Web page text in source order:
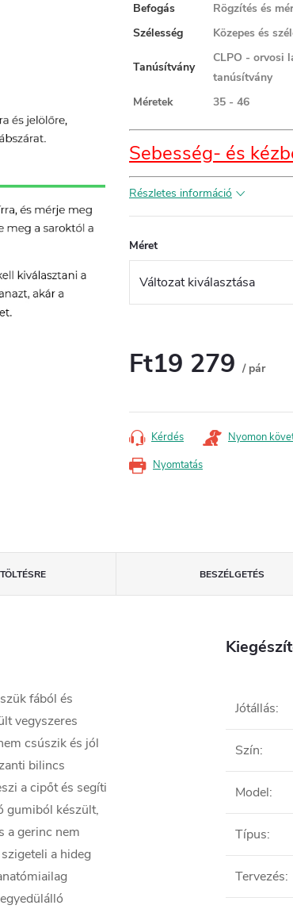
Befogás
Rögzítés és
Szélesség
Közepes és
Tanúsítvány
CLPO - orvosi
tanúsítvány
Méretek
35 - 46
Sebesség- és
Részletes információ
Méret
Ft19 279 / pár
Nyomtatás
Kérdés Nyomon
BESZÉLGETÉS
fából és
vegyszeres
csúszik és jól
bilincs
a cipőt és segíti
gumiból készült,
a gerinc nem
a hideg
Jótállás:
Szín:
Model:
Típus:
Tervezés: